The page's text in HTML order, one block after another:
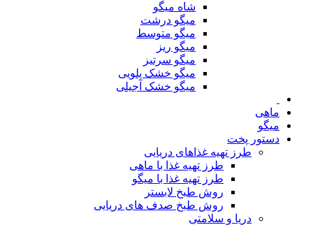
شاه میگو
میگو درشت
میگو متوسط
میگو ریز
میگو سرتیز
میگو خشک پلویی
میگو خشک آجیلی
ماهی
میگو
دستور پخت
طرز تهیه غذاهای دریایی
طرز تهیه غذا با ماهی
طرز تهیه غذا با میگو
روش طبخ لابستر
روش طبخ صدف های دریایی
دریا و سلامتی